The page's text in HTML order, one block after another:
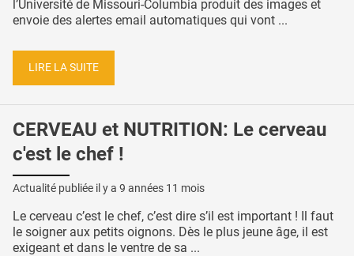
l’Université de Missouri-Columbia produit des images et
envoie des alertes email automatiques qui vont ...
LIRE LA SUITE
CERVEAU et NUTRITION: Le cerveau
c'est le chef !
Actualité publiée il y a 9 années 11 mois
Le cerveau c’est le chef, c’est dire s’il est important ! Il faut
le soigner aux petits oignons. Dès le plus jeune âge, il est
exigeant et dans le ventre de sa ...